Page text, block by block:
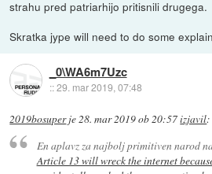
strahu pred patriarhijo pritisnili drugega.
Skratka jype will need to do some
_0\WA6m7Uzc
::29. mar 2019, 07:48
2019bosuperje28. mar 2019 ob 20:57izjavil:
En aplavz za najbolj primitiven narod
Article 13 will wreck the internet